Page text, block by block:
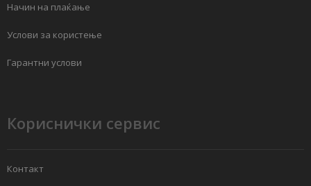
Начин на плаќање
Услови за користење
Гарантни услови
Кориснички сервис
Контакт